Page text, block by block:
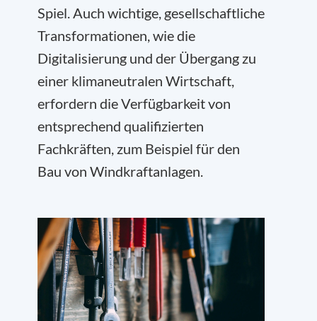
Spiel. Auch wichtige, gesellschaftliche
Transformationen, wie die
Digitalisierung und der Übergang zu
einer klimaneutralen Wirtschaft,
erfordern die Verfügbarkeit von
entsprechend qualifizierten
Fachkräften, zum Beispiel für den
Bau von Windkraftanlagen.